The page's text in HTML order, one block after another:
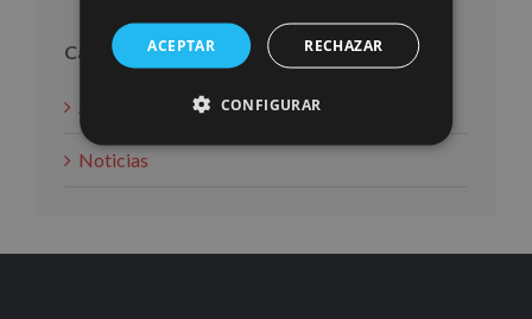
Categorías
Acción social
Noticias
ACEPTAR RECHAZAR
CONFIGURAR